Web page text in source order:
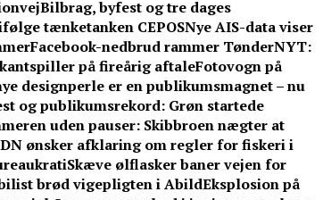
Bilbrag, byfest og tre dages
tænketanken CEPOSNye AIS-data viser
Facebook-nedbrud rammer TønderNYT:
på fireårig aftaleFotovogn på
designperle er en publikumsmagnet – nu
og publikumsrekord: Grøn startede
uden pauser: Skibbroen nægter at
DN ønsker afklaring om regler for fiskeri i
Skæve ølflasker baner vejen for
brød vigepligten i AbildEksplosion på